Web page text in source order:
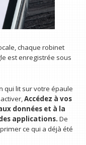
chaque robinet
est enregistrée sous
qui lit sur votre épaule
Accédez à vos
données et à la
applications. De
ce qui a déjà été